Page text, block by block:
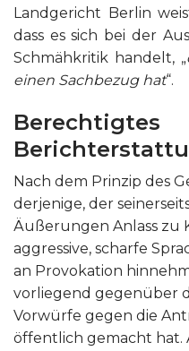
Landgericht Berlin
dass es sich bei der
Schmähkritik handelt, „
einen Sachbezug hat“.
Berechtigtes
Nach dem Prinzip des
derjenige, der
Äußerungen Anlass zu
aggressive, scharfe
an Provokation
vorliegend gegenüber
Vorwürfe gegen die
öffentlich gemacht hat.